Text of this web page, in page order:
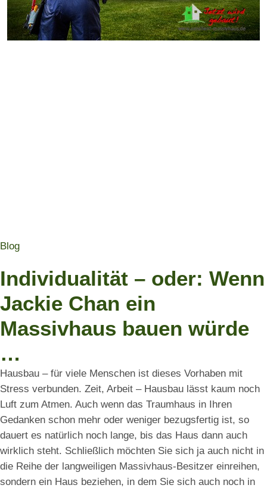
Blog
Individualität – oder: Wenn
Jackie Chan ein
Massivhaus bauen würde
…
Hausbau – für viele Menschen ist dieses Vorhaben mit
Stress verbunden. Zeit, Arbeit – Hausbau lässt kaum noch
Luft zum Atmen. Auch wenn das Traumhaus in Ihren
Gedanken schon mehr oder weniger bezugsfertig ist, so
dauert es natürlich noch lange, bis das Haus dann auch
wirklich steht. Schließlich möchten Sie sich ja auch nicht in
die Reihe der langweiligen Massivhaus-Besitzer einreihen,
sondern ein Haus beziehen, in dem Sie sich auch noch in